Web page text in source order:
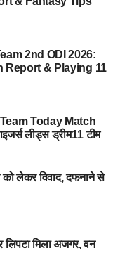
2nd ODI 2026:
Report & Playing 11
Today Match
लीड्स ड्रीम11 टीम
को लेकर विवाद, दफनाने से
लिपटा मिला अजगर, वन